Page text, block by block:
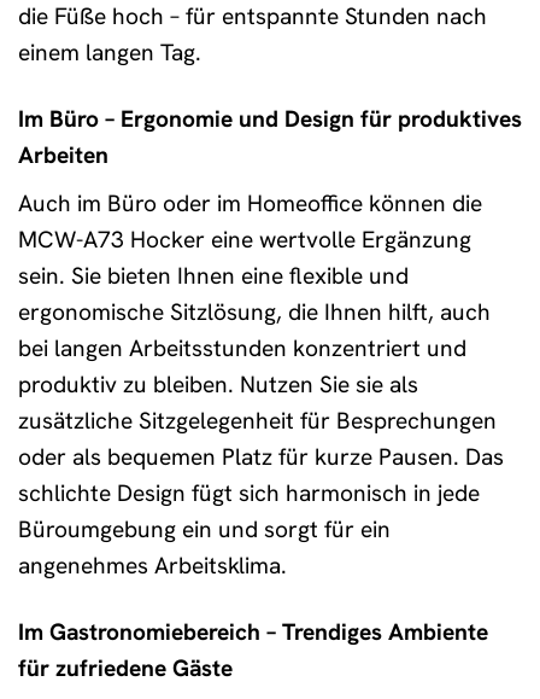
die Füße hoch – für entspannte Stunden nach
einem langen Tag.
Im Büro – Ergonomie und Design für produktives
Arbeiten
Auch im Büro oder im Homeoffice können die
MCW-A73 Hocker eine wertvolle Ergänzung
sein. Sie bieten Ihnen eine flexible und
ergonomische Sitzlösung, die Ihnen hilft, auch
bei langen Arbeitsstunden konzentriert und
produktiv zu bleiben. Nutzen Sie sie als
zusätzliche Sitzgelegenheit für Besprechungen
oder als bequemen Platz für kurze Pausen. Das
schlichte Design fügt sich harmonisch in jede
Büroumgebung ein und sorgt für ein
angenehmes Arbeitsklima.
Im Gastronomiebereich – Trendiges Ambiente
für zufriedene Gäste